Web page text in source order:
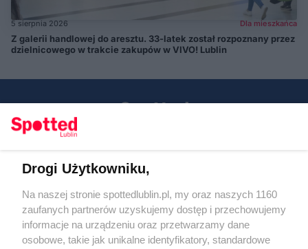
5 sierpnia 2026 Dla mieszkańca
Z galerii handlowej do aresztu. 33-latek został rozpoznany przez
dzielnicowego w trakcie zakupów w VIVO! Lublin
Regulamin
Polityka prywatności
RODO
Warunki korzystania z treści
Drogi Użytkowniku,
Na naszej stronie spottedlublin.pl, my oraz naszych 1160
zaufanych partnerów uzyskujemy dostęp i przechowujemy
informacje na urządzeniu oraz przetwarzamy dane
osobowe, takie jak unikalne identyfikatory, standardowe